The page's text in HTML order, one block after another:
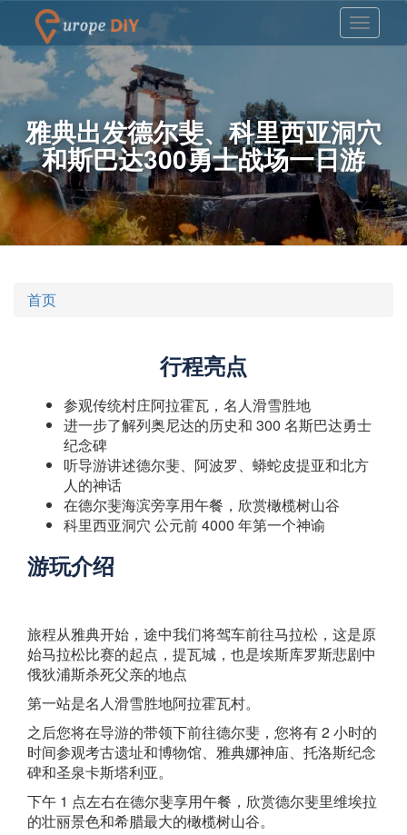
雅典出发德尔斐、科里西亚洞穴
和斯巴达300勇士战场一日游
首页
行程亮点
参观传统村庄阿拉霍瓦，名人滑雪胜地
进一步了解列奥尼达的历史和 300 名斯巴达勇士
纪念碑
听导游讲述德尔斐、阿波罗、蟒蛇皮提亚和北方
人的神话
在德尔斐海滨旁享用午餐，欣赏橄榄树山谷
科里西亚洞穴 公元前 4000 年第一个神谕
游玩介绍
旅程从雅典开始，途中我们将驾车前往马拉松，这是原
始马拉松比赛的起点，提瓦城，也是埃斯库罗斯悲剧中
俄狄浦斯杀死父亲的地点
第一站是名人滑雪胜地阿拉霍瓦村。
之后您将在导游的带领下前往德尔斐，您将有 2 小时的
时间参观考古遗址和博物馆、雅典娜神庙、托洛斯纪念
碑和圣泉卡斯塔利亚。
下午 1 点左右在德尔斐享用午餐，欣赏德尔斐里维埃拉
的壮丽景色和希腊最大的橄榄树山谷。